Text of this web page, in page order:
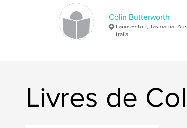
Colin Butterworth
Launceston, Tasmania, Aus
tralia
Livres de